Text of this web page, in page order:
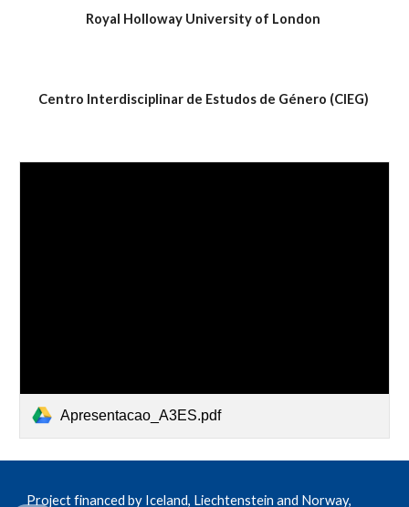
Royal Holloway University of London
Centro Interdisciplinar de Estudos de Género (CIEG)
Apresentacao_A3ES.pdf
Project financed by Iceland, Liechtenstein and Norway,